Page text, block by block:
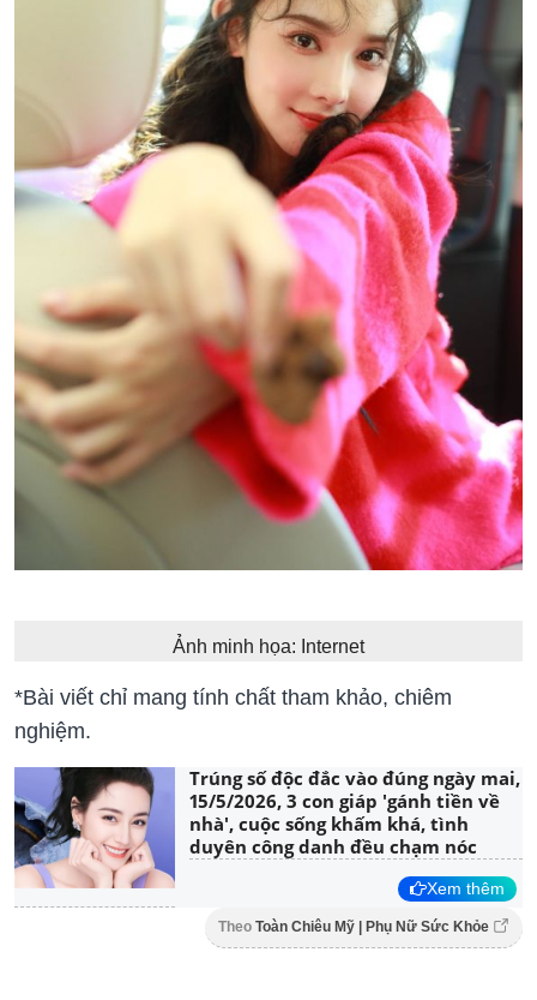
Ảnh minh họa: Internet
*Bài viết chỉ mang tính chất tham khảo, chiêm
nghiệm.
Trúng số độc đắc vào đúng ngày mai,
15/5/2026, 3 con giáp 'gánh tiền về
nhà', cuộc sống khấm khá, tình
duyên công danh đều chạm nóc
Xem thêm
Theo Toàn Chiêu Mỹ | Phụ Nữ Sức Khỏe